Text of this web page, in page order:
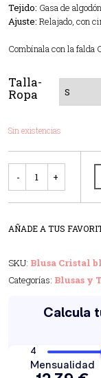
Tejido: Gasa de
Ajuste: Relajado, con
Combínala con la
Talla-
Ropa
Sin existencias
AÑADE A TUS
SKU: Blusa Cristal
Categorías: Blusas y